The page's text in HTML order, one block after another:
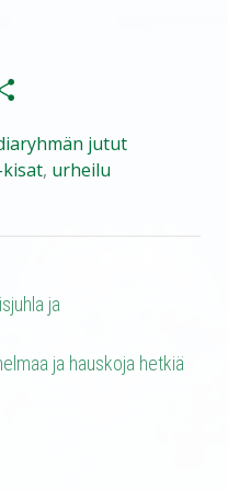
e
jutut
, urheilu
ja
ja hauskoja hetkiä